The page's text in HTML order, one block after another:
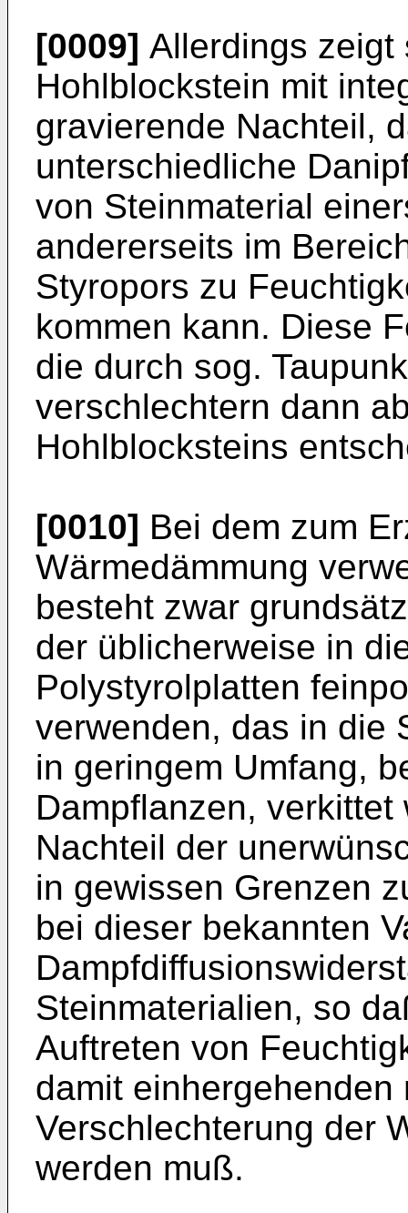
[0009] Allerdings zeigt
Hohlblockstein mit
gravierende Nachteil,
unterschiedliche
von Steinmaterial
andererseits im
Styropors zu
kommen kann. Diese
die durch sog.
verschlechtern dann
Hohlblocksteins
[0010] Bei dem zum
Wärmedämmung
besteht zwar
der üblicherweise in
Polystyrolplatten
verwenden, das in die
in geringem Umfang,
Dampflanzen,
Nachteil der
in gewissen Grenzen
bei dieser bekannten
Steinmaterialien, so
Auftreten von
damit einhergehenden
Verschlechterung der
werden muß.